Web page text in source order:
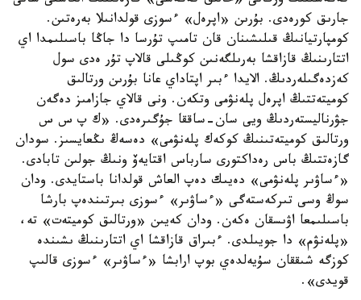
جارىق كورەدى. بۇرىن «اپرەل» ءسوزى قولدانىلا بەرەتىن.
كومپارتيانىڭ قىلىشىنان قان تامىپ تۇرسا دا جاڭا باسىلىمدا اي
اتتارىنىڭ قازاقشا بەرىلگەنىن كوڭىلى قالاپ تۇر ەدى سول
كەزدەگىلەردىڭ. الايدا ءبىر اپتاداي عانا بۇرىن ورتالىق
كوميتەتتىڭ اپرەل پلەنۋمى وتكەن. ونى قالاي جازامىز دەگەن
جۋرناليستەردىڭ ويى سان-ساققا جۇگىرەدى. «ك پ س س
ورتالىق كوميتەتىنىڭ كوكەك پلەنۋمى» دەسەڭ ىڭعايسىز. سودان
گازەتتىڭ باس رەداكتورى سارباس اقتايەۆ ونىڭ جولىن تابادى.
«ءساۋىر پلەنۋمى» دەيىك دەپ العاش قولدانا باستايدى. ودان
سوڭ وسى تىركەستەگى «ءساۋىر» ءسوزى بىرتىندەپ بارشا
باسىلىمعا اۋىسقان ەكەن. ودان كەيىن «ورتالىق كوميتەت» تە،
«پلەنۋم» دا جويىلدى. ءبىراق قازاقشا اي اتتارىنىڭ ىشىندە
كوزگە شىققان سۇيەلدەي بوپ ارابشا «ءساۋىر» ءسوزى قالىپ
قويدى».